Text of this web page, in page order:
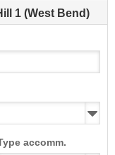
1 (West Bend)
accomm.